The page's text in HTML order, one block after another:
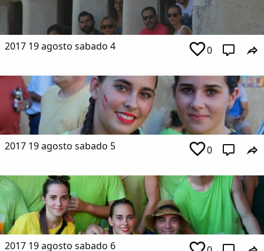
2017 19 agosto sabado 4 0
2017 19 agosto sabado 5 0
2017 19 agosto sabado 6